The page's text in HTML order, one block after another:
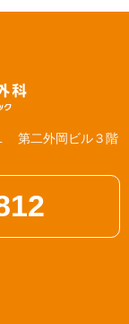
第二外岡ビル３階